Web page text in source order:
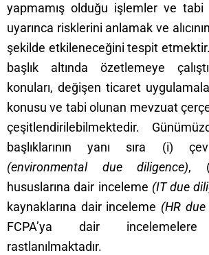
yapmamış olduğu işlemler ve
uyarınca risklerini anlamak ve
şekilde etkileneceğini tespit
başlık altında özetlemeye
konuları, değişen ticaret
konusu ve tabi olunan mevzuat
çeşitlendirilebilmektedir.
başlıklarının yanı sıra (i)
(environmentaldue diligence),
hususlarına dair inceleme (ITdue
kaynaklarına dair inceleme (HR due
FCPA’ya dair
rastlanılmaktadır.